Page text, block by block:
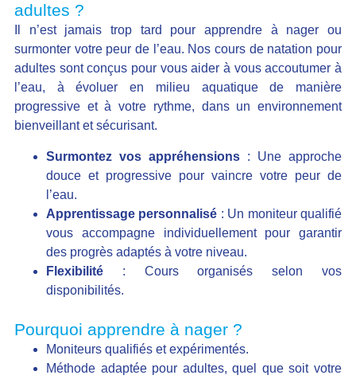
adultes ?
Il n’est jamais trop tard pour apprendre à nager ou
surmonter votre peur de l’eau. Nos cours de natation pour
adultes sont conçus pour vous aider à vous accoutumer à
l’eau, à évoluer en milieu aquatique de manière
progressive et à votre rythme, dans un environnement
bienveillant et sécurisant.
Surmontez vos appréhensions: Une approche
douce et progressive pour vaincre votre peur de
l’eau.
Apprentissage personnalisé : Un moniteur qualifié
vous accompagne individuellement pour garantir
des progrès adaptés à votre niveau.
Flexibilité: Cours organisés selon vos
disponibilités.
Pourquoi apprendre à nager ?
Moniteurs qualifiés et expérimentés.
Méthode adaptée pour adultes, quel que soit votre